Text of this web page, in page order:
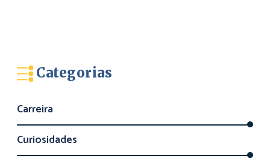
Categorias
Carreira
Curiosidades